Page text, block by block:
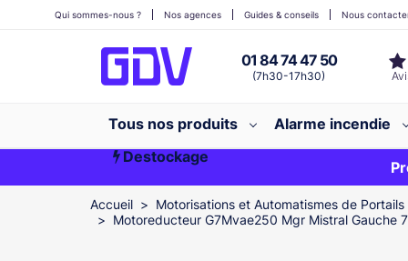
01 84 74 47 50
(7h30-17h30)
Qui sommes-nous ? Nos agences Guides & conseils Nous
Tous nos produits Alarme incendie
Destockage
Première commande ?
EXCLU
Accueil Motorisations et Automatismes de Portails
Motoreducteur G7Mvae250 Mgr Mistral Gauche